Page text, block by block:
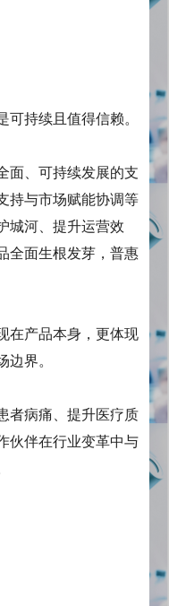
可持续且值得信赖。
面、可持续发展的支
持与市场赋能协调等
城河、提升运营效
全面生根发芽，普惠
在产品本身，更体现
边界。
者病痛、提升医疗质
伙伴在行业变革中与